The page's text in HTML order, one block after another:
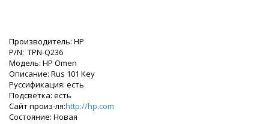
Производитель: HP
P/N: TPN-Q236
Модель: HP Omen
Описание: Rus 101 Key
Руссификация: есть
Подсветка: есть
Сайт произ-ля:http://hp.com
Состояние: Новая